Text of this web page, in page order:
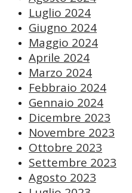
Luglio 2024
Giugno 2024
Maggio 2024
Aprile 2024
Marzo 2024
Febbraio 2024
Gennaio 2024
Dicembre 2023
Novembre 2023
Ottobre 2023
Settembre 2023
Agosto 2023